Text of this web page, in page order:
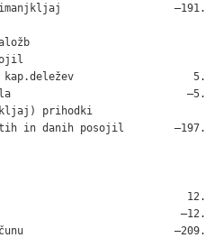
kap.deležev
prihodki
in danih posojil
računu